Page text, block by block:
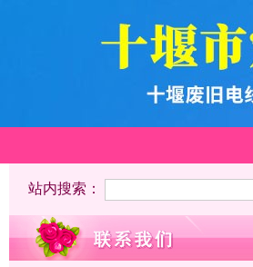
站内搜索：